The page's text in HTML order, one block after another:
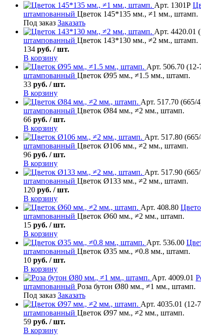
Арт. 1301Р
штампованный Цветок 145*135 мм., ≠1 мм., штамп.
Под заказ Заказать
Арт. 4420.01
штампованный Цветок 143*130 мм., ≠2 мм., штамп.
134 руб. / шт.
В корзину
Арт. 506.70 (12-
штампованный Цветок Ø95 мм., ≠1.5 мм., штамп.
33 руб. / шт.
В корзину
Арт. 517.70 (665/
штампованный Цветок Ø84 мм., ≠2 мм., штамп.
66 руб. / шт.
В корзину
Арт. 517.80
штампованный Цветок Ø106 мм., ≠2 мм., штамп.
96 руб. / шт.
В корзину
Арт. 517.90
штампованный Цветок Ø133 мм., ≠2 мм., штамп.
120 руб. / шт.
В корзину
Арт. 408.80
штампованный Цветок Ø60 мм., ≠2 мм., штамп.
15 руб. / шт.
В корзину
Арт. 536.00
штампованный Цветок Ø35 мм., ≠0.8 мм., штамп.
10 руб. / шт.
В корзину
Арт. 4009.01
штампованный Роза бутон Ø80 мм., ≠1 мм., штамп.
Под заказ Заказать
Арт. 4035.01 (12-
штампованный Цветок Ø97 мм., ≠2 мм., штамп.
59 руб. / шт.
В корзину